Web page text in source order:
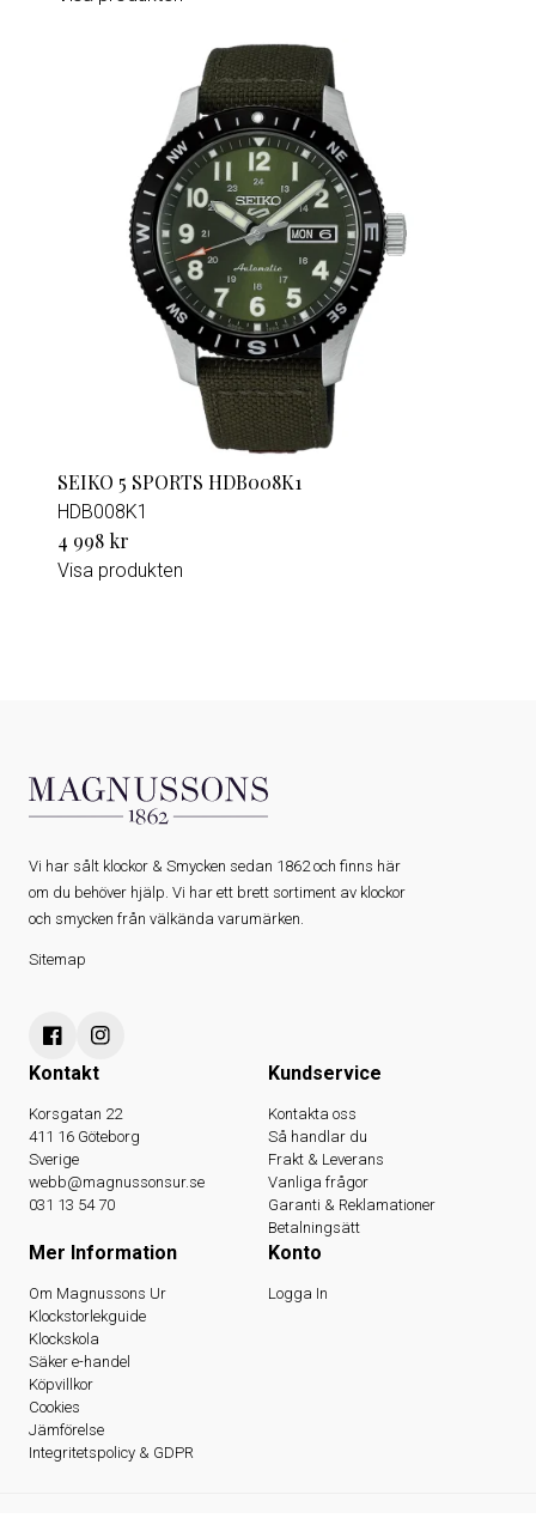
SEIKO 5 SPORTS HDB008K1
HDB008K1
4 998 kr
Visa produkten
Vi har sålt klockor & Smycken sedan 1862 och finns här
om du behöver hjälp. Vi har ett brett sortiment av klockor
och smycken från välkända varumärken.
Sitemap
Kontakt
Korsgatan 22
411 16 Göteborg
Sverige
webb@magnussonsur.se
031 13 54 70
Kundservice
Kontakta oss
Så handlar du
Frakt & Leverans
Vanliga frågor
Garanti & Reklamationer
Betalningsätt
Mer Information
Om Magnussons Ur
Klockstorlekguide
Klockskola
Säker e-handel
Köpvillkor
Cookies
Jämförelse
Integritetspolicy & GDPR
Konto
Logga In